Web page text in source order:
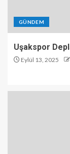
GÜNDEM
Uşakspor
Eylül 13, 2025